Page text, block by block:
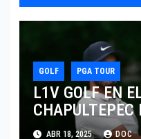
GOLF PGA TOUR
L1V GOLF EN
Abril
ABR 18, 2025 DOC